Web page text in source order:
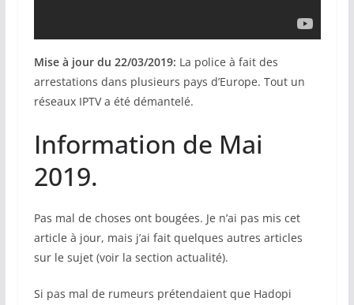
Mise à jour du 22/03/2019: La police à fait des
arrestations dans plusieurs pays d’Europe. Tout un
réseaux IPTV a été démantelé.
Information de Mai
2019.
Pas mal de choses ont bougées. Je n’ai pas mis cet
article à jour, mais j’ai fait quelques autres articles
sur le sujet (voir la section actualité).
Si pas mal de rumeurs prétendaient que Hadopi